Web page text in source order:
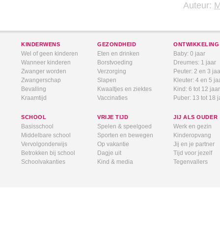
Auteur:
KINDERWENS
Wel of geen kinderen
Wanneer kinderen
Zwanger worden
Zwangerschap
Bevalling
Kraamtijd
GEZONDHEID
Eten en drinken
Borstvoeding
Verzorging
Slapen
Kwaaltjes en ziektes
Vaccinaties
ONTWIKKELING
Baby: 0 jaar
Dreumes: 1 jaar
Peuter: 2 en 3
Kleuter: 4 en 5
Kind: 6 tot 12 jaar
Puber: 13 tot 18
SCHOOL
Basisschool
Middelbare school
Vervolgonderwijs
Betrokken bij school
Schoolvakanties
VRIJE TIJD
Spelen & speelgoed
Sporten en bewegen
Op vakantie
Dagje uit
Kind & media
JIJ ALS OUDER
Werk en gezin
Kinderopvang
Jij en je partner
Tijd voor jezelf
Tegenvallers